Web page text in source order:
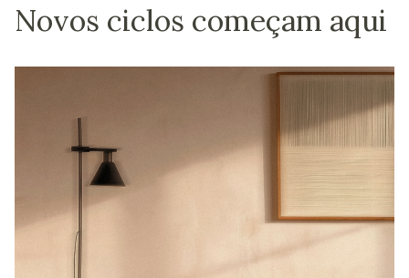
Novos ciclos começam aqui